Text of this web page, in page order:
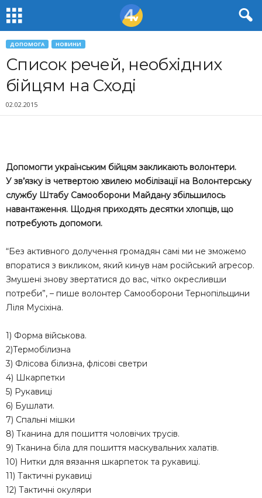
ДОПОМОГА НОВИНИ
Список речей, необхідних
бійцям на Сході
02.02.2015
Допомогти українським бійцям закликають волонтери.
У зв’язку із четвертою хвилею мобілізації на Волонтерську
службу Штабу Самооборони Майдану збільшилось
навантаження. Щодня приходять десятки хлопців, що
потребують допомоги.
“Без активного долучення громадян самі ми не зможемо
впоратися з викликом, який кинув нам російський агресор.
Змушені знову звертатися до вас, чітко окресливши
потреби”, – пише волонтер Самооборони Тернопільщини
Ліля Мусіхіна.
1) Форма військова.
2)Термобілизна
3) Флісова білизна, флісові светри
4) Шкарпетки
5) Рукавиці
6) Бушлати.
7) Спальні мішки
8) Тканина для пошиття чоловічих трусів.
9) Тканина біла для пошиття маскувальних халатів.
10) Нитки для вязання шкарпеток та рукавиці.
11) Тактичні рукавиці
12) Тактичні окуляри